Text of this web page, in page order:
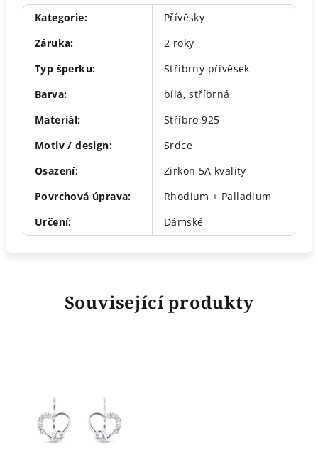
Kategorie:
Přívěsky
Záruka:
2 roky
Typ šperku:
Stříbrný přívěsek
Barva: bílá,stříbrná
Materiál:
Stříbro 925
Motiv / design:
Srdce
Osazení:
Zirkon 5A kvality
Povrchová úprava:
Rhodium + Palladium
Určení: Dámské
Související produkty